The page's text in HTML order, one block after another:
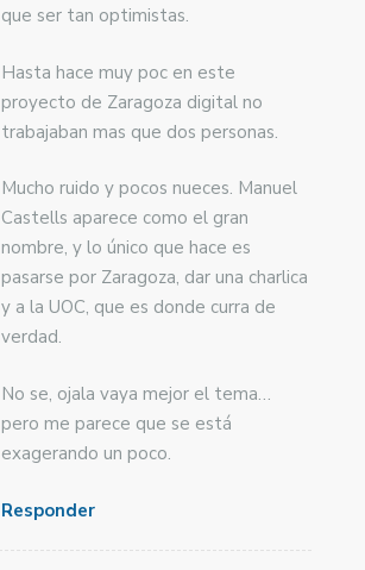
que ser tan optimistas.
Hasta hace muy poc en este
proyecto de Zaragoza digital no
trabajaban mas que dos personas.
Mucho ruido y pocos nueces. Manuel
Castells aparece como el gran
nombre, y lo único que hace es
pasarse por Zaragoza, dar una charlica
y a la UOC, que es donde curra de
verdad.
No se, ojala vaya mejor el tema…
pero me parece que se está
exagerando un poco.
Responder